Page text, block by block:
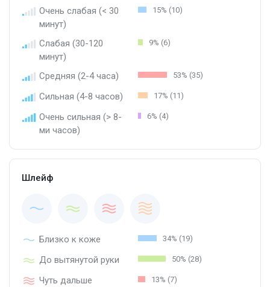
Очень слабая (< 30
минут)
15% (10)
Слабая (30-120
минут)
9% (6)
Средняя (2-4 часа) 53% (35)
Сильная (4-8 часов) 17% (11)
Очень сильная (> 8-
ми часов)
6% (4)
Шлейф
Близко к коже 34% (19)
До вытянутой руки 50% (28)
Чуть дальше
13% (7)